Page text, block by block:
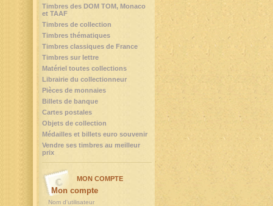
Timbres des DOM TOM, Monaco
et TAAF
Timbres de collection
Timbres thématiques
Timbres classiques de France
Timbres sur lettre
Matériel toutes collections
Librairie du collectionneur
Pièces de monnaies
Billets de banque
Cartes postales
Objets de collection
Médailles et billets euro souvenir
Vendre ses timbres au meilleur
prix
MON COMPTE
Mon compte
Nom d'utilisateur